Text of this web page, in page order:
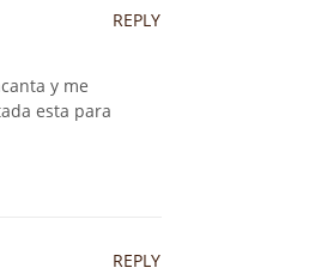
REPLY
y me
esta para
REPLY